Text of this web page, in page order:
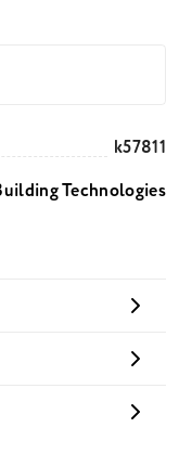
k57811
Technologies